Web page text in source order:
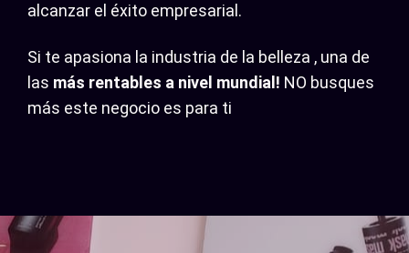
alcanzar el éxito empresarial.
Si te apasiona la industria de la belleza , una de
las más rentables a nivel mundial! NO busques
más este negocio es para ti